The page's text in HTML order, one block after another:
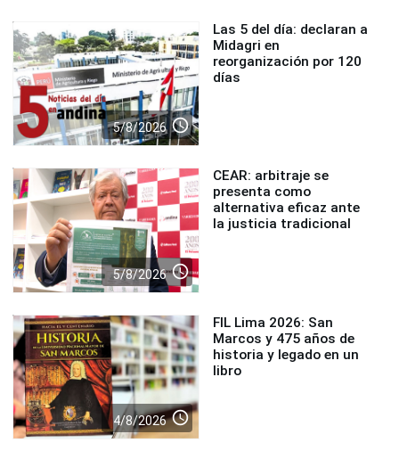
5/8/2026 access_time
Las 5 del día: declaran a
Midagri en
reorganización por 120
días
5/8/2026 access_time
CEAR: arbitraje se
presenta como
alternativa eficaz ante
la justicia tradicional
4/8/2026 access_time
FIL Lima 2026: San
Marcos y 475 años de
historia y legado en un
libro